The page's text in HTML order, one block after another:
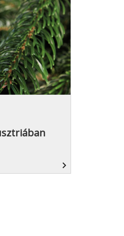
navigate_next